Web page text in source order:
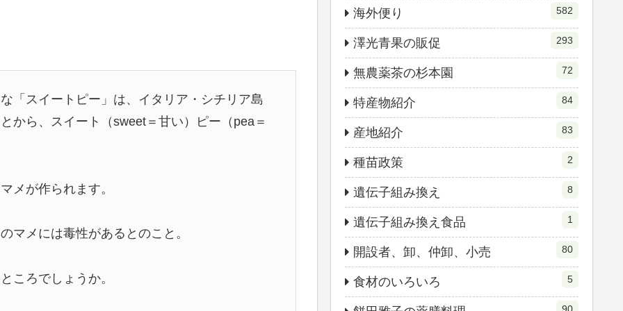
「スイートピー」は、イタリア・シチリア島
から、スイート（sweet＝甘い）ピー（pea＝
メが作られます。
マメには毒性があるとのこと。
ころでしょうか。
海外便り 582
澤光青果の販促 293
無農薬茶の杉本園 72
特産物紹介 84
産地紹介 83
種苗政策 2
遺伝子組み換え 8
遺伝子組み換え食品 1
開設者、卸、仲卸、小売 80
食材のいろいろ 5